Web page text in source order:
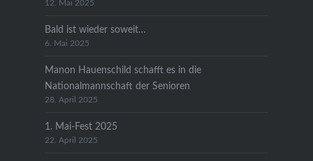
12. Mai 2025
Bald ist wieder soweit…
6. Mai 2025
Manon Hauenschild schafft es in die
Nationalmannschaft der Senioren
28. April 2025
1. Mai-Fest 2025
22. April 2025